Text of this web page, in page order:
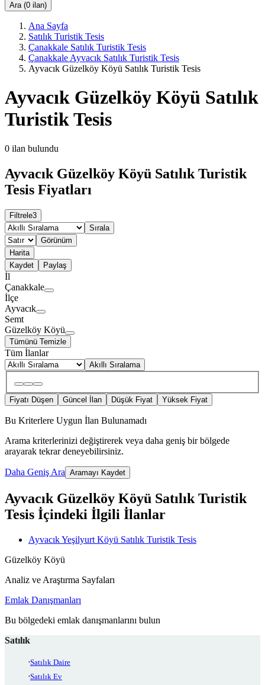
Ara (0 ilan)
Ana Sayfa
Satılık Turistik Tesis
Çanakkale Satılık Turistik Tesis
Çanakkale Ayvacık Satılık Turistik Tesis
Ayvacık Güzelköy Köyü Satılık Turistik Tesis
Ayvacık Güzelköy Köyü Satılık
Turistik Tesis
0 ilan bulundu
Ayvacık Güzelköy Köyü Satılık Turistik
Tesis Fiyatları
Filtrele3
Sırala
Görünüm
Harita
Kaydet
Paylaş
İl
Çanakkale
İlçe
Ayvacık
Semt
Güzelköy Köyü
Tümünü Temizle
Tüm İlanlar
Akıllı Sıralama
Fiyatı Düşen Güncel İlan Düşük Fiyat Yüksek Fiyat
Bu Kriterlere Uygun İlan Bulunamadı
Arama kriterlerinizi değiştirerek veya daha geniş bir bölgede
arayarak tekrar deneyebilirsiniz.
Daha Geniş Ara Aramayı Kaydet
Ayvacık Güzelköy Köyü Satılık Turistik
Tesis İçindeki İlgili İlanlar
Ayvacık Yeşilyurt Köyü Satılık Turistik Tesis
Güzelköy Köyü
Analiz ve Araştırma Sayfaları
Emlak Danışmanları
Bu bölgedeki emlak danışmanlarını bulun
Satılık
Satılık Daire
Satılık Ev